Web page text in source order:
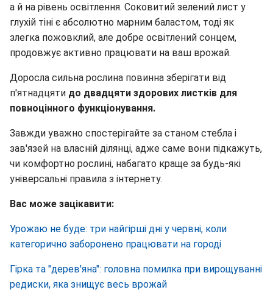
а й на рівень освітлення. Соковитий зелений лист у
глухій тіні є абсолютно марним баластом, тоді як
злегка пожовклий, але добре освітлений сонцем,
продовжує активно працювати на ваш врожай.
Доросла сильна рослина повинна зберігати від
п'ятнадцяти до двадцяти здорових листків для
повноцінного функціонування.
Завжди уважно спостерігайте за станом стебла і
зав'язей на власній ділянці, адже саме вони підкажуть,
чи комфортно рослині, набагато краще за будь-які
універсальні правила з інтернету.
Вас може зацікавити:
Урожаю не буде: три найгірші дні у червні, коли
категорично заборонено працювати на городі
Гірка та "дерев'яна": головна помилка при вирощуванні
редиски, яка знищує весь врожай